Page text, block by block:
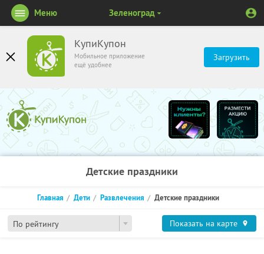
КупиКупон
Мобильное приложение
ещё удобнее
Загрузить
Меню Зеленоград
Детские праздники
По рейтингу
Главная Дети Развлечения Детские праздники
Показать на карте